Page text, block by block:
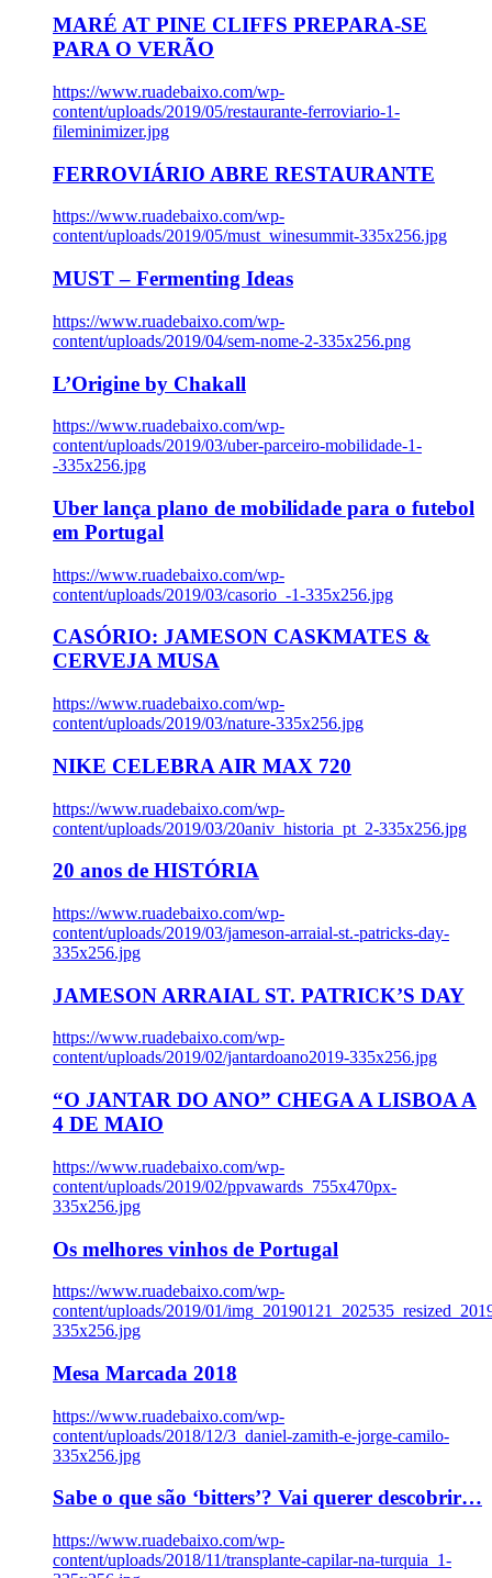
MARÉ AT PINE CLIFFS PREPARA-SE
PARA O VERÃO
https://www.ruadebaixo.com/wp-
content/uploads/2019/05/restaurante-ferroviario-1-
fileminimizer.jpg
FERROVIÁRIO ABRE RESTAURANTE
https://www.ruadebaixo.com/wp-
content/uploads/2019/05/must_winesummit-335x256.jpg
MUST – Fermenting Ideas
https://www.ruadebaixo.com/wp-
content/uploads/2019/04/sem-nome-2-335x256.png
L’Origine by Chakall
https://www.ruadebaixo.com/wp-
content/uploads/2019/03/uber-parceiro-mobilidade-1-
-335x256.jpg
Uber lança plano de mobilidade para o futebol
em Portugal
https://www.ruadebaixo.com/wp-
content/uploads/2019/03/casorio_-1-335x256.jpg
CASÓRIO: JAMESON CASKMATES &
CERVEJA MUSA
https://www.ruadebaixo.com/wp-
content/uploads/2019/03/nature-335x256.jpg
NIKE CELEBRA AIR MAX 720
https://www.ruadebaixo.com/wp-
content/uploads/2019/03/20aniv_historia_pt_2-335x256.jpg
20 anos de HISTÓRIA
https://www.ruadebaixo.com/wp-
content/uploads/2019/03/jameson-arraial-st.-patricks-day-
335x256.jpg
JAMESON ARRAIAL ST. PATRICK’S DAY
https://www.ruadebaixo.com/wp-
content/uploads/2019/02/jantardoano2019-335x256.jpg
“O JANTAR DO ANO” CHEGA A LISBOA A
4 DE MAIO
https://www.ruadebaixo.com/wp-
content/uploads/2019/02/ppvawards_755x470px-
335x256.jpg
Os melhores vinhos de Portugal
https://www.ruadebaixo.com/wp-
content/uploads/2019/01/
335x256.jpg
Mesa Marcada 2018
https://www.ruadebaixo.com/wp-
content/uploads/2018/12/3_daniel-zamith-e-jorge-camilo-
335x256.jpg
Sabe o que são ‘bitters’? Vai querer descobrir…
https://www.ruadebaixo.com/wp-
content/uploads/2018/11/transplante-capilar-na-turquia_1-